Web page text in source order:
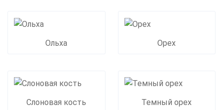
Ольха Орех
Слоновая кость Темный орех